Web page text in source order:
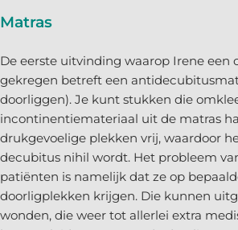
Matras
De eerste uitvinding waarop Irene een
gekregen betreft een
doorliggen). Je kunt stukken die
incontinentiemateriaal uit de matras
drukgevoelige plekken vrij, waardoor
decubitus nihil wordt. Het probleem
patiënten is namelijk dat ze op
doorligplekken krijgen. Die kunnen
wonden, die weer tot allerlei extra